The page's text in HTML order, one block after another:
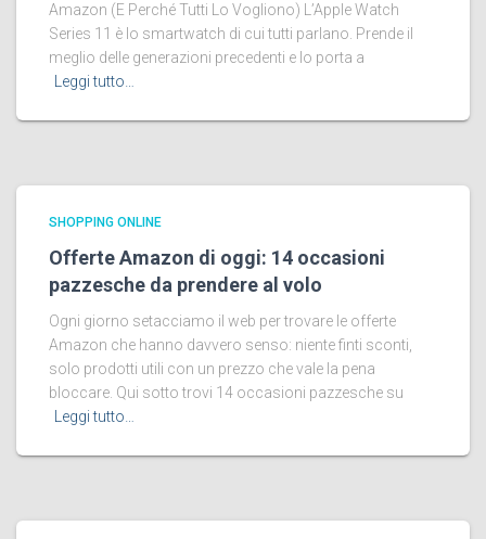
Amazon (E Perché Tutti Lo Vogliono) L’Apple Watch
Series 11 è lo smartwatch di cui tutti parlano. Prende il
meglio delle generazioni precedenti e lo porta a
Leggi tutto…
SHOPPING ONLINE
Offerte Amazon di oggi: 14 occasioni
pazzesche da prendere al volo
Ogni giorno setacciamo il web per trovare le offerte
Amazon che hanno davvero senso: niente finti sconti,
solo prodotti utili con un prezzo che vale la pena
bloccare. Qui sotto trovi 14 occasioni pazzesche su
Leggi tutto…